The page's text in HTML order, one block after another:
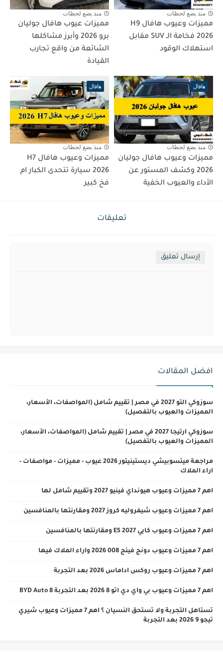
منذ بضع لحظات
مميزات وعيوب هافال H9
2026 فخامة الـ SUV مقابل
استهلاك الوقود
منذ بضع لحظات
مميزات عيوب هافال جوليان
برو 2026 وأبرز مشاكلها
الشائعة من واقع تجارب
القيادة
هافال
منذ بضع لحظات
مميزات وعيوب هافال جوليان
2026 وكشف المستور عن
الأداء والعيوب الخفية
هافال
منذ بضع لحظات
مميزات وعيوب هافال H7
2026 سيارة تتحدى الكبار ام
فخ كبير
تعليقات
إرسال تعليق
افضل المقالات
سوزوكي التو 2027 في مصر | تقييم شامل (المواصفات، الأسعار،
المميزات والعيوب بالتفصيل)
سوزوكي ارتيجا 2027 في مصر | تقييم شامل (المواصفات، الأسعار،
المميزات والعيوب بالتفصيل)
مراجعة ميتسوبيشي ديستينيتور 2026 عيوب - مميزات - مواصفات -
اراء الملاك
اهم 7 مميزات وعيوب هيونداي فينيو 2027 وتقييم شامل لها
اهم 7 مميزات وعيوب شيفروليه كروز 2027 ومقارنتها بالمنافسين
اهم 7 مميزات وعيوب كايي E5 2027 ومقارنتها بالمنافسين
اهم 7 مميزات وعيوب دونج فينج 008 2026 واراء الملاك فيها
اهم 7 مميزات وعيوب روكس اداماس 2026 بعد التجربة
اهم 7 مميزات وعيوب بي واي دي اتو 8 2026 بعد التجربة BYD Auto 8
تستاهل التجربة ولا تستحق النسيان ؟ اهم 7 مميزات وعيوب شيري
تيجو 9 2026 بعد التجربة